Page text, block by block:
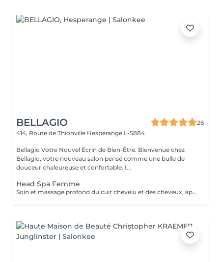
BELLAGIO
26
414, Route de Thionville Hesperange L-5884
Bellagio Votre Nouvel Écrin de Bien-Être. Bienvenue chez
Bellagio, votre nouveau salon pensé comme une bulle de
douceur chaleureuse et confortable. I...
Head Spa Femme
Soin et massage profond du cuir chevelu et des cheveux, après le soins un brushing ou séchage naturelle .